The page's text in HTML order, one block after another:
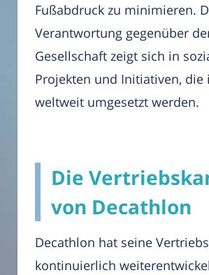
Fußabdruck zu minimieren.
Verantwortung gegenüber
Gesellschaft zeigt sich in
Projekten und Initiativen, die
weltweit umgesetzt werden.
Die
von Decathlon
Decathlon hat seine
kontinuierlich